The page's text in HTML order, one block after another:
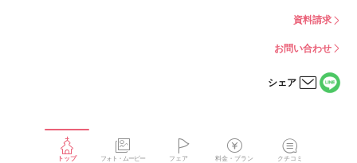
資料請求
お問い合わせ
シェア
る
トップ フォト・ムービー フェア 料金・プラン クチコミ